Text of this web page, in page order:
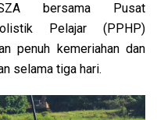
bersama Pusat
Pelajar (PPHP)
penuh kemeriahan dan
selama tiga hari.